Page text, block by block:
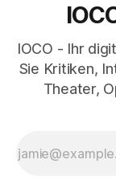
IOCO - Ihr
Sie Kritiken,
Theater,